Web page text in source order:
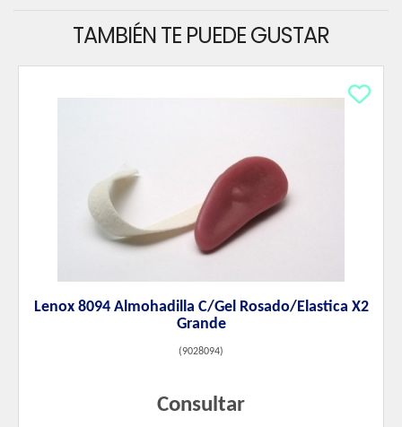
TAMBIÉN TE PUEDE GUSTAR
Lenox 8094 Almohadilla C/Gel Rosado/Elastica X2
Grande
(9028094)
Consultar